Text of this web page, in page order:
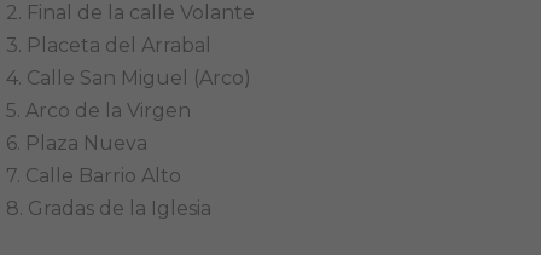
2. Final de la calle Volante
3. Placeta del Arrabal
4. Calle San Miguel (Arco)
5. Arco de la Virgen
6. Plaza Nueva
7. Calle Barrio Alto
8. Gradas de la Iglesia